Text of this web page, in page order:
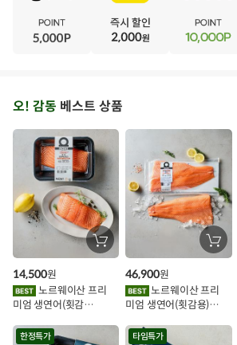
아
시
인
이
트
오! 감동 베스트 상품
장
바
에
담
노르웨이산 프리
미엄 생연어(횟감
14,500원
장
바
에
담
기
노르웨이산 프리
미엄 생연어(횟감용)
46,900원
한정특가 타임특가